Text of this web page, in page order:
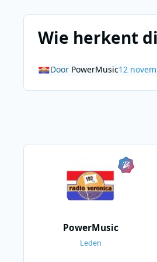
Wie herkent
Door PowerMusic12
PowerMusic
Leden